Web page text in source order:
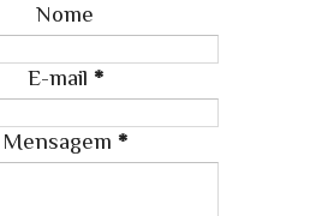
Nome
E-mail *
Mensagem *